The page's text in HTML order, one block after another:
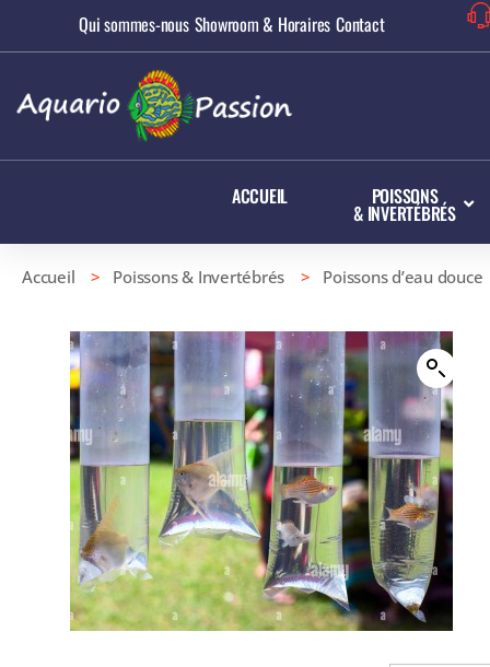
Qui sommes-nous Showroom & Horaires Contact
ACCUEIL POISSONS
& INVERTÉBRÉS
Accueil > Poissons & Invertébrés > Poissons d’eau douce